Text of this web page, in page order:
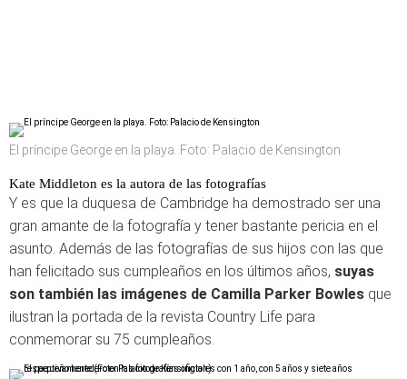
El príncipe George en la playa. Foto: Palacio de Kensington
Kate Middleton es la autora de las fotografías
Y es que la duquesa de Cambridge ha demostrado ser una
gran amante de la fotografía y tener bastante pericia en el
asunto. Además de las fotografías de sus hijos con las que
han felicitado sus cumpleaños en los últimos años, suyas
son también las imágenes de Camilla Parker Bowles que
ilustran la portada de la revista Country Life para
conmemorar su 75 cumpleaños.